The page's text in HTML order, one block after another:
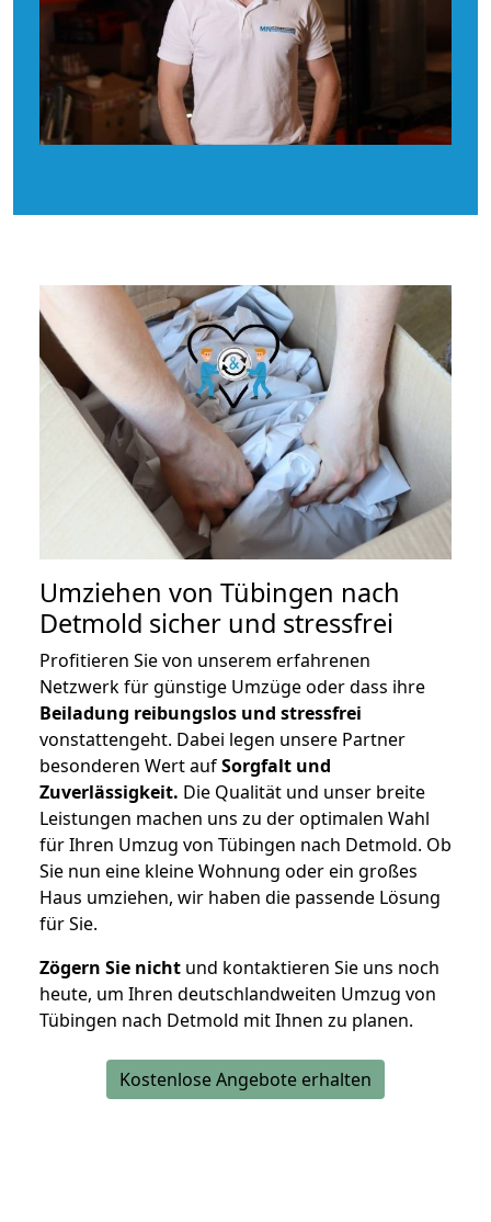
Umziehen von Tübingen nach
Detmold sicher und stressfrei
Profitieren Sie von unserem erfahrenen
Netzwerk für günstige Umzüge oder dass ihre
Beiladung reibungslos und stressfrei
vonstattengeht. Dabei legen unsere Partner
besonderen Wert aufSorgfalt und
Zuverlässigkeit. Die Qualität und unser breite
Leistungen machen uns zu der optimalen Wahl
für Ihren Umzug von Tübingen nach Detmold. Ob
Sie nun eine kleine Wohnung oder ein großes
Haus umziehen, wir haben die passende Lösung
für Sie.
Zögern Sie nicht und kontaktieren Sie uns noch
heute, um Ihren deutschlandweiten Umzug von
Tübingen nach Detmold mit Ihnen zu planen.
Kostenlose Angebote erhalten